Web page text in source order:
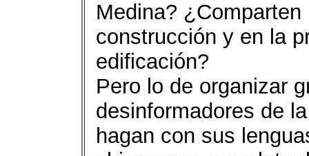
Medina?
construcción y en la
edificación?
Pero lo de organizar
desinformadores de
hagan con sus